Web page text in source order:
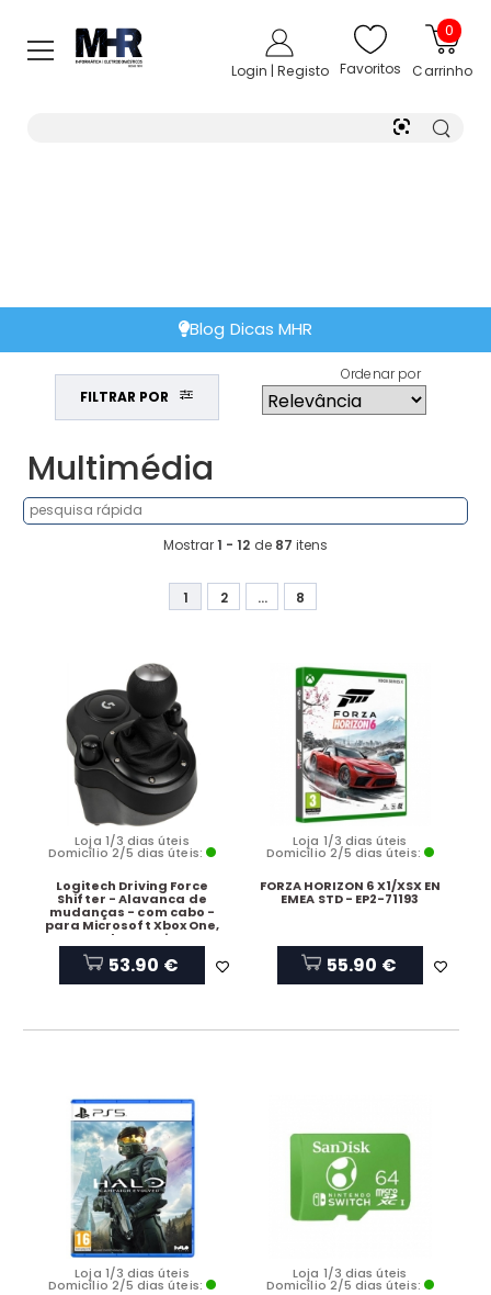
Login | Registo Favoritos
0
Carrinho
Extensão de Garantia
FILTRAR POR
Ordenar por
Multimédia
Mostrar1 - 12 de 87 itens
1 2 ... 8
Loja 1/3 dias úteis
Domicílio 2/5 dias úteis:
Logitech Driving Force
Shifter - Alavanca de
mudanças - com cabo -
para Microsoft Xbox One,
Sony PlayStation 4
53.90 €
Loja 1/3 dias úteis
Domicílio 2/5 dias úteis:
FORZA HORIZON 6 X1/XSX EN
EMEA STD - EP2-71193
55.90 €
Loja 1/3 dias úteis
Domicílio 2/5 dias úteis:
Loja 1/3 dias úteis
Domicílio 2/5 dias úteis: